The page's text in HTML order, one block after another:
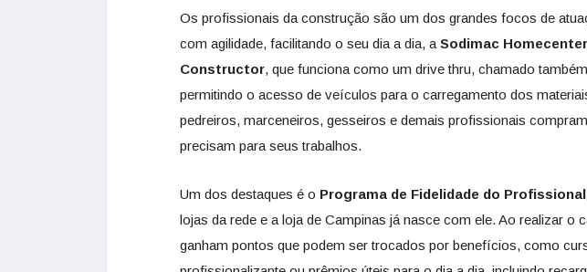
Os profissionais da construção são um dos grandes focos de
com agilidade, facilitando o seu dia a dia, a Sodimac Homecenter
Constructor, que funciona como um drive thru, chamado
permitindo o acesso de veículos para o carregamento dos
pedreiros, marceneiros, gesseiros e demais profissionais
precisam para seus trabalhos.
Um dos destaques é o Programa de Fidelidade do Profissional
lojas da rede e a loja de Campinas já nasce com ele. Ao realizar o
ganham pontos que podem ser trocados por benefícios, como